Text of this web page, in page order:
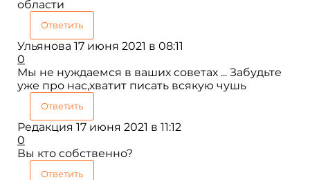
области
Ответить
Ульянова 17 июня 2021 в 08:11
0
Мы не нуждаемся в ваших советах ... Забудьте
уже про нас,хватит писать всякую чушь
Ответить
Редакция 17 июня 2021 в 11:12
0
Вы кто собственно?
Ответить